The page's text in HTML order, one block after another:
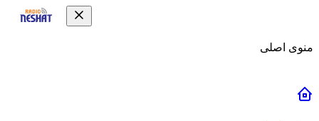
منوی اصلی